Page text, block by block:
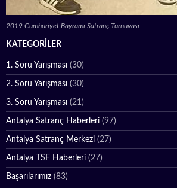
2019 Cumhuriyet Bayramı Satranç Turnuvası
KATEGORILER
1. Soru Yarışması (30)
2. Soru Yarışması (30)
3. Soru Yarışması (21)
Antalya Satranç Haberleri (97)
Antalya Satranç Merkezi (27)
Antalya TSF Haberleri (27)
Başarılarımız (83)